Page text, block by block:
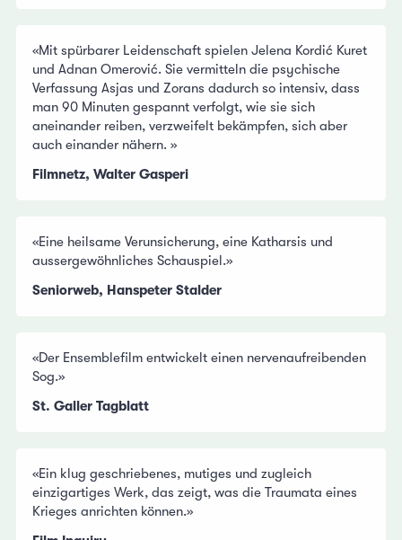
«Mit spürbarer Leidenschaft spielen Jelena Kordić Kuret
und Adnan Omerović. Sie vermitteln die psychische
Verfassung Asjas und Zorans dadurch so intensiv, dass
man 90 Minuten gespannt verfolgt, wie sie sich
aneinander reiben, verzweifelt bekämpfen, sich aber
auch einander nähern. »
Filmnetz, Walter Gasperi
«Eine heilsame Verunsicherung, eine Katharsis und
aussergewöhnliches Schauspiel.»
Seniorweb, Hanspeter Stalder
«Der Ensemblefilm entwickelt einen nervenaufreibenden
Sog.»
St. Galler Tagblatt
«Ein klug geschriebenes, mutiges und zugleich
einzigartiges Werk, das zeigt, was die Traumata eines
Krieges anrichten können.»